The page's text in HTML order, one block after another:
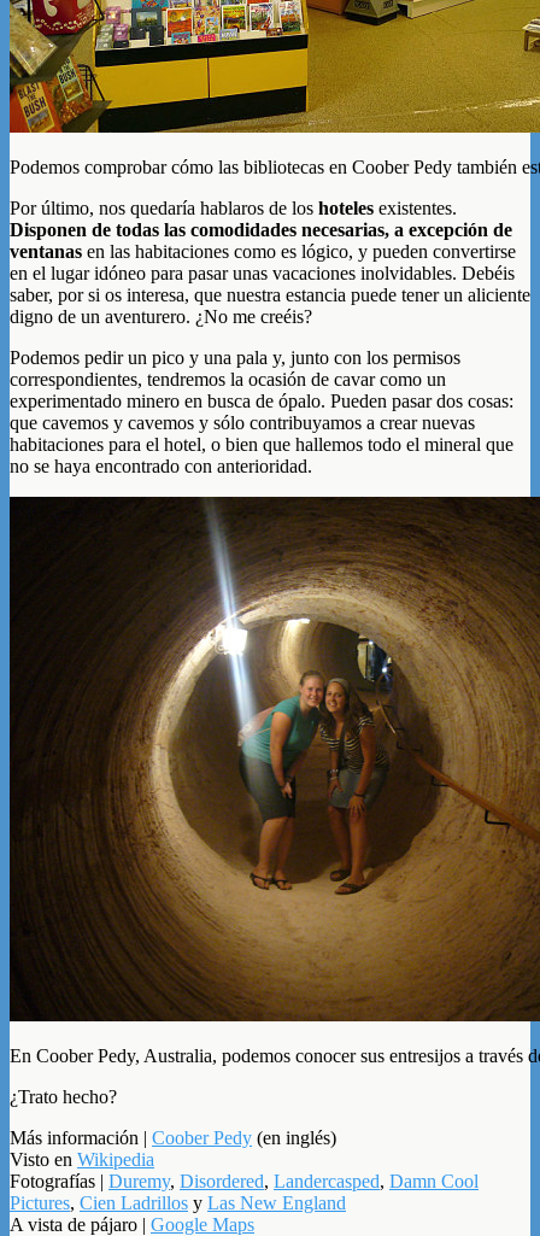
Podemos comprobar cómo las bibliotecas en Coober Pedy también
Por último, nos quedaría hablaros de los hoteles existentes.
Disponen de todas las comodidades necesarias, a excepción de
ventanas en las habitaciones como es lógico, y pueden convertirse
en el lugar idóneo para pasar unas vacaciones inolvidables. Debéis
saber, por si os interesa, que nuestra estancia puede tener un aliciente
digno de un aventurero. ¿No me creéis?
Podemos pedir un pico y una pala y, junto con los permisos
correspondientes, tendremos la ocasión de cavar como un
experimentado minero en busca de ópalo. Pueden pasar dos cosas:
que cavemos y cavemos y sólo contribuyamos a crear nuevas
habitaciones para el hotel, o bien que hallemos todo el mineral que
no se haya encontrado con anterioridad.
En Coober Pedy, Australia, podemos conocer sus entresijos a través
¿Trato hecho?
Más información | Coober Pedy (en inglés)
Visto en Wikipedia
Fotografías | Duremy, Disordered, Landercasped, Damn Cool
Pictures, Cien Ladrillos y Las New England
A vista de pájaro | Google Maps